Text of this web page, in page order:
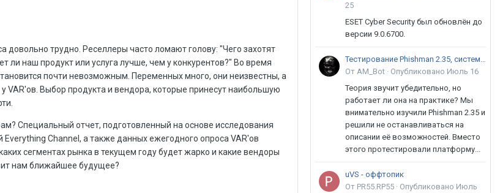
довольно трудно. Реселлеры часто ломают голову: "Чего захотят
ли наш продукт или услуга лучше, чем у конкурентов?" Во время
почти невозможным. Переменных много, они неизвестны, а
VAR'ов. Выбор продукта и вендора, которые принесут наибольшую
Специальный отчет, подготовленный на основе исследования
Channel, а также данных ежегодного опроса VAR'ов
сегментах рынка в текущем году будет жарко и какие вендоры
нам ближайшее будущее?
25
ESET Cyber Security был обновлён до
версии 9.0.6700.
Тестирование Phishman 2.35, системы повышения осведомлённости пользователей в сфере ИБ
От AM_Bot · Опубликовано Июль 16
Теория звучит убедительно, но
работает ли она на практике? Мы
внимательно изучили Phishman 2.35 и
решили не останавливаться на
описании её возможностей. Вместо
этого протестировали платформу...
uVS - оффтопик
От PR55.RP55 · Опубликовано Июль